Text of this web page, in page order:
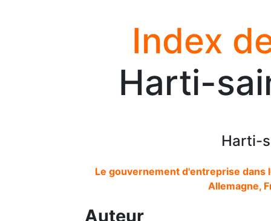
Index
Harti-
Harti-
Le gouvernement d'entreprise
Allemagne,
Auteur